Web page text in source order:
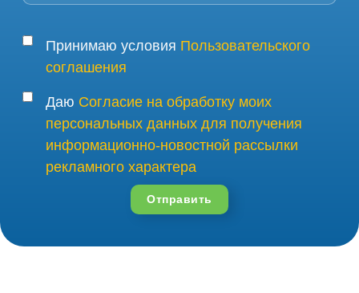
Принимаю условия Пользовательского
соглашения
Даю Согласие на обработку моих
персональных данных для получения
информационно-новостной рассылки
рекламного характера
Отправить